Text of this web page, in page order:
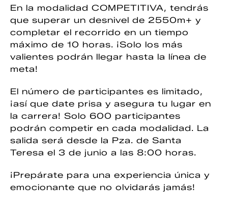
En la modalidad COMPETITIVA, tendrás
que superar un desnivel de 2550m+ y
completar el recorrido en un tiempo
máximo de 10 horas. ¡Solo los más
valientes podrán llegar hasta la línea de
meta!
El número de participantes es limitado,
¡así que date prisa y asegura tu lugar en
la carrera! Solo 600 participantes
podrán competir en cada modalidad. La
salida será desde la Pza. de Santa
Teresa el 3 de junio a las 8:00 horas.
¡Prepárate para una experiencia única y
emocionante que no olvidarás jamás!